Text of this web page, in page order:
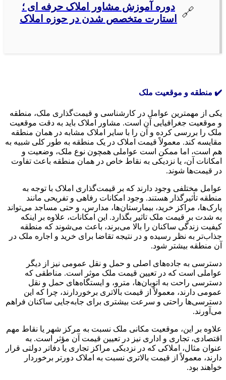
دوره آموزش مشاور املاک حرفه ای ؛
استارت متخصص شدن در حوزه املاک
✔️ منطقه و موقعیت ملک
یکی از مهمترین عوامل در کارشناسی و قیمت‌گذاری ملک، منطقه
و موقعیت جغرافیایی آن است. مشاور املاک باید به دقت موقعیت
ملک را بررسی کرده و آن را با سایر املاک مشابه در همان منطقه
مقایسه کند. معمولاً قیمت املاک در یک منطقه به طور کلی شبیه به
هم است، اما ممکن است عواملی همچون نوع ملک، وضعیت و
امکانات آن، یا نزدیکی به نقاط خاص در همان منطقه باعث تفاوت
در قیمت‌ها شوند.
عوامل مختلفی وجود دارند که بر قیمت‌گذاری املاک با توجه به
منطقه تأثیرگذار هستند. وجود امکانات رفاهی و تفریحی مانند
پارک‌ها، مراکز خرید، بیمارستان‌ها، مدارس، و حتی مساجد می‌تواند
به شدت بر قیمت ملک تاثیر بگذارد. این امکانات، علاوه بر اینکه
کیفیت زندگی ساکنان را بالا می‌برند، باعث می‌شوند که منطقه
جذاب‌تر به نظر رسیده و در نتیجه تقاضا برای خرید و اجاره ملک در
آن منطقه بیشتر شود.
دسترسی به جاده‌های اصلی و حمل و نقل عمومی نیز از دیگر
عواملی است که در تعیین قیمت ملک موثر است. مناطقی که
دسترسی راحت به اتوبان‌ها، مترو، و ایستگاه‌های حمل و نقل
عمومی دارند، معمولاً از قیمت بالاتری برخوردارند، چرا که این
دسترسی‌ها راحتی و سرعت بیشتری برای جابه‌جایی ساکنان فراهم
می‌آورند.
علاوه بر این، موقعیت مکانی ملک نسبت به مرکز شهر یا نقاط مهم
اقتصادی، تجاری و اداری نیز در تعیین قیمت آن مؤثر است. به
عنوان مثال، املاکی که در نزدیکی مراکز تجاری یا دفاتر دولتی قرار
دارند، معمولاً از قیمت بالاتری نسبت به املاک دورتر برخوردار
خواهند بود.